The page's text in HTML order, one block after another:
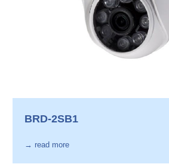
BRD-2SB1
→ read more